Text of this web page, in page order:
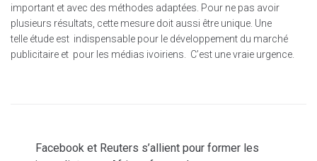
important et avec des méthodes adaptées. Pour ne pas avoir
plusieurs résultats, cette mesure doit aussi être unique. Une
telle étude est indispensable pour le développement du marché
publicitaire et pour les médias ivoiriens. C’est une vraie urgence.
Facebook et Reuters s’allient pour former les